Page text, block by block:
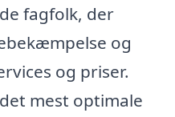
fagfolk, der
og
og priser.
mest optimale